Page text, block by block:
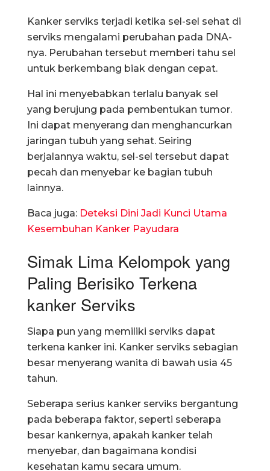
Kanker serviks terjadi ketika sel-sel sehat di
serviks mengalami perubahan pada DNA-
nya. Perubahan tersebut memberi tahu sel
untuk berkembang biak dengan cepat.
Hal ini menyebabkan terlalu banyak sel
yang berujung pada pembentukan tumor.
Ini dapat menyerang dan menghancurkan
jaringan tubuh yang sehat. Seiring
berjalannya waktu, sel-sel tersebut dapat
pecah dan menyebar ke bagian tubuh
lainnya.
Baca juga: Deteksi Dini Jadi Kunci Utama
Kesembuhan Kanker Payudara
Simak Lima Kelompok yang
Paling Berisiko Terkena
kanker Serviks
Siapa pun yang memiliki serviks dapat
terkena kanker ini. Kanker serviks sebagian
besar menyerang wanita di bawah usia 45
tahun.
Seberapa serius kanker serviks bergantung
pada beberapa faktor, seperti seberapa
besar kankernya, apakah kanker telah
menyebar, dan bagaimana kondisi
kesehatan kamu secara umum.